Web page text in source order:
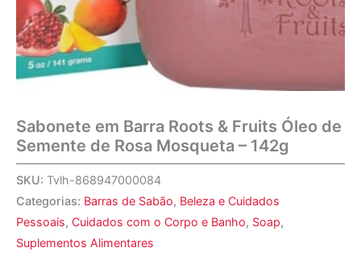
Sabonete em Barra Roots & Fruits Óleo de
Semente de Rosa Mosqueta – 142g
SKU: Tvlh-868947000084
Categorias: Barras de Sabão, Beleza e Cuidados
Pessoais, Cuidados com o Corpo e Banho, Soap,
Suplementos Alimentares